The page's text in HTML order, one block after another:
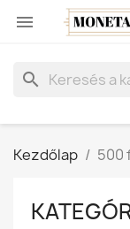

search
Kezdőlap 500